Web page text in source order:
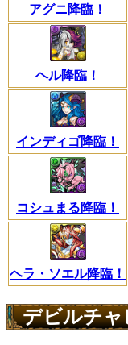
アグニ降臨！
ヘル降臨！
インディゴ降臨！
コシュまる降臨！
ヘラ・ソエル降臨！
デビルチャ